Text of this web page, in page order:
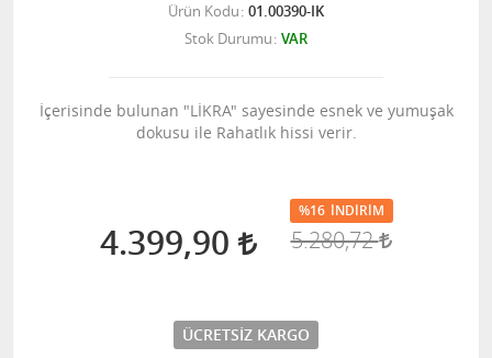
Ürün Kodu 01.00390-IK
Stok Durumu VAR
İçerisinde bulunan "LİKRA" sayesinde esnek ve yumuşak
dokusu ile Rahatlık hissi verir.
4.399,90
%16 İNDIRIM
5.280,72
ÜCRETSIZ KARGO